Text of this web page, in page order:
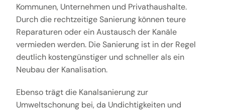
Kommunen, Unternehmen und Privathaushalte.
Durch die rechtzeitige Sanierung können teure
Reparaturen oder ein Austausch der Kanäle
vermieden werden. Die Sanierung ist in der Regel
deutlich kostengünstiger und schneller als ein
Neubau der Kanalisation.
Ebenso trägt die Kanalsanierung zur
Umweltschonung bei, da Undichtigkeiten und